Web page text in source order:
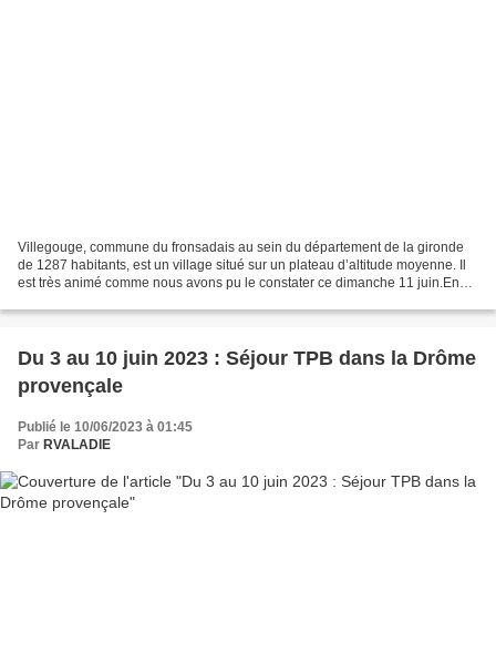
Villegouge, commune du fronsadais au sein du département de la gironde
de 1287 habitants, est un village situé sur un plateau d’altitude moyenne. Il
est très animé comme nous avons pu le constater ce dimanche 11 juin.En
Du 3 au 10 juin 2023 : Séjour TPB dans la Drôme
provençale
Publié le 10/06/2023 à 01:45
Par RVALADIE